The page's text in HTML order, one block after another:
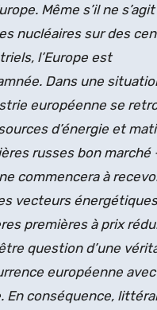
Même s’il ne
nucléaires sur des
l’Europe est
Dans une
européenne se
d’énergie et
russes bon marché
commencera à
vecteurs
premières à prix
question d’une
européenne avec
En conséquence,